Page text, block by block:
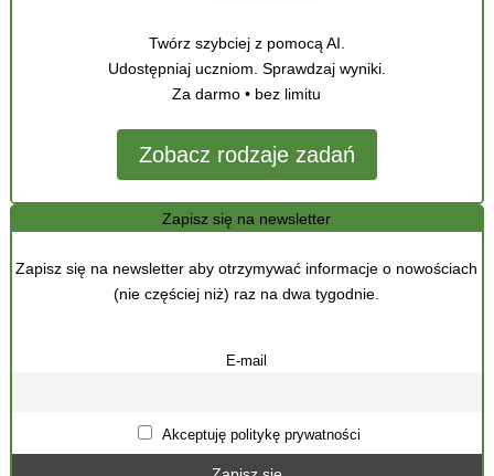
Twórz szybciej z pomocą AI.
Udostępniaj uczniom. Sprawdzaj wyniki.
Za darmo • bez limitu
Zobacz rodzaje zadań
Zapisz się na newsletter
Zapisz się na newsletter aby otrzymywać informacje o nowościach
(nie częściej niż) raz na dwa tygodnie.
E-mail
Akceptuję politykę prywatności